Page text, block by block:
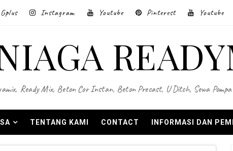
Gplus Instagram Youtube Pinterest Youtube
Ready Mix, Beton Cor Instan, Beton Precast, U Ditch, Sewa
TENTANG KAMI CONTACT INFORMASI DAN